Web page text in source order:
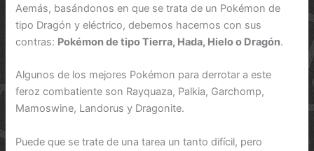
Aemás, basándonos en que se trata de un Pokémon de
tipo Dragón y eléctrico, debemos hacernos con sus
contras: Pokémon de tipo Tierra, Hada, Hielo o Dragón.
Algunos de los mejores Pokémon para derrotar a este
feroz combatiente son Rayquaza, Palkia, Garchomp,
Mamoswine, Landorus y Dragonite.
Puede que se trate de una tarea un tanto difícil, pero